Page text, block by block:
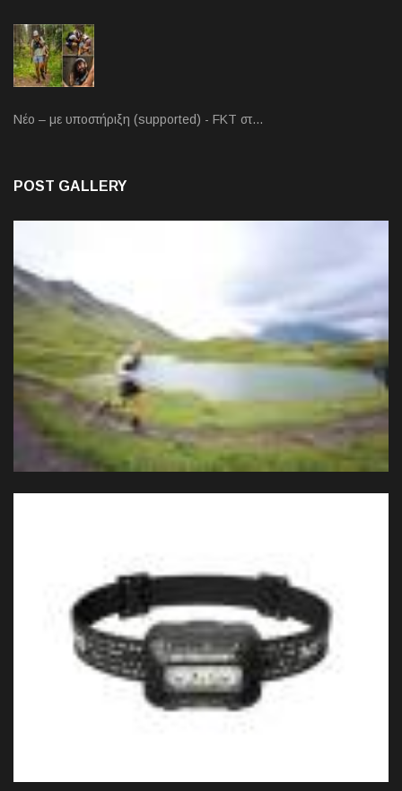
Νέο – με υποστήριξη (supported) - FKT στ…
POST GALLERY